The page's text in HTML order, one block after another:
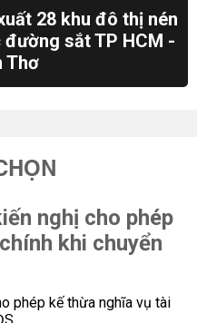
28 khu đô thị nén
đường sắt TP HCM -
Thơ
nghị cho phép
khi chuyển